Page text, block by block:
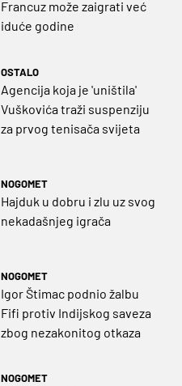
Francuz može zaigrati već
iduće godine
OSTALO
Agencija koja je 'uništila'
Vuškovića traži suspenziju
za prvog tenisača svijeta
NOGOMET
Hajduk u dobru i zlu uz svog
nekadašnjeg igrača
NOGOMET
Igor Štimac podnio žalbu
Fifi protiv Indijskog saveza
zbog nezakonitog otkaza
NOGOMET